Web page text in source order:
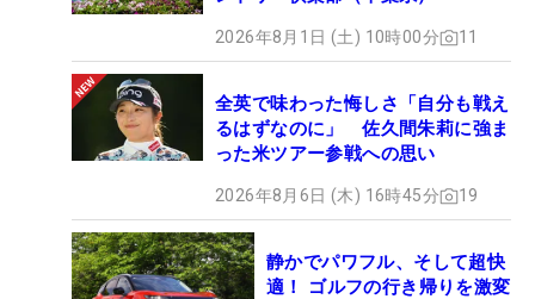
2026年8月1日 (土) 10時00分 11
全英で味わった悔しさ「自分も戦え
るはずなのに」 佐久間朱莉に強ま
った米ツアー参戦への思い
2026年8月6日 (木) 16時45分 19
静かでパワフル、そして超快
適！ ゴルフの行き帰りを激変